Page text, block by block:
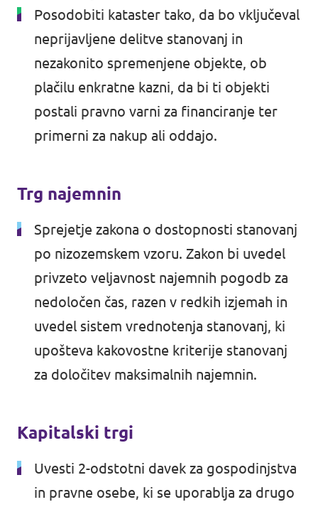
Posodobiti kataster tako, da bo vključeval
neprijavljene delitve stanovanj in
nezakonito spremenjene objekte, ob
plačilu enkratne kazni, da bi ti objekti
postali pravno varni za financiranje ter
primerni za nakup ali oddajo.
Trg najemnin
Sprejetje zakona o dostopnosti stanovanj
po nizozemskem vzoru. Zakon bi uvedel
privzeto veljavnost najemnih pogodb za
nedoločen čas, razen v redkih izjemah in
uvedel sistem vrednotenja stanovanj, ki
upošteva kakovostne kriterije stanovanj
za določitev maksimalnih najemnin.
Kapitalski trgi
Uvesti 2-odstotni davek za gospodinjstva
in pravne osebe, ki se uporablja za drugo